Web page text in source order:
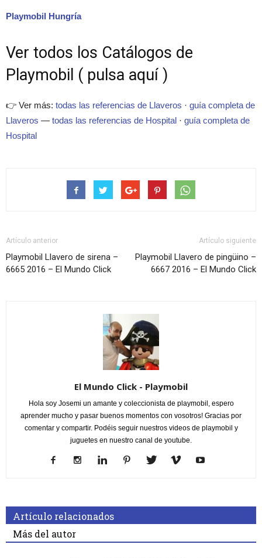
Playmobil Hungría
Ver todos los Catálogos de
Playmobil ( pulsa aquí )
👉 Ver más: todas las referencias de Llaveros · guía completa de
Llaveros — todas las referencias de Hospital · guía completa de
Hospital
Artículo anterior
Playmobil Llavero de sirena –
6665 2016 – El Mundo Click
Artículo siguiente
Playmobil Llavero de pingüino –
6667 2016 – El Mundo Click
El Mundo Click - Playmobil
Hola soy Josemi un amante y coleccionista de playmobil, espero
aprender mucho y pasar buenos momentos con vosotros! Gracias por
comentar y compartir. Podéis seguir nuestros videos de playmobil y
juguetes en nuestro canal de youtube.
Artículo relacionados
Más del autor